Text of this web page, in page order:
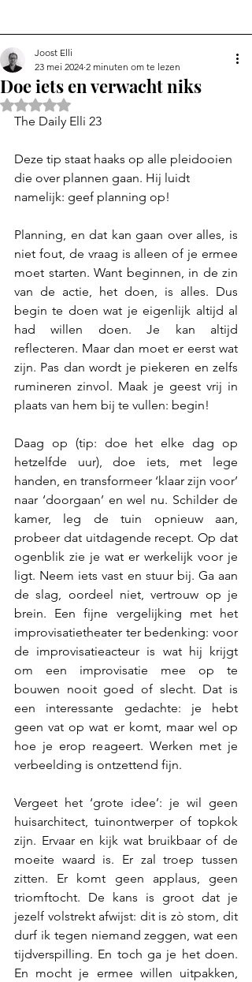
Doe iets en verwacht niks
Joost Elli
23 mei 2024 2 minuten om te lezen
Beoordeeld met NaN uit 5 sterren.
The Daily Elli 23
Deze tip staat haaks op alle pleidooien
die over plannen gaan. Hij luidt
namelijk: geef planning op!
Planning, en dat kan gaan over alles, is
niet fout, de vraag is alleen of je ermee
moet starten. Want beginnen, in de zin
van de actie, het doen, is alles. Dus
begin te doen wat je eigenlijk altijd al
had willen doen. Je kan altijd
reflecteren. Maar dan moet er eerst wat
zijn. Pas dan wordt je piekeren en zelfs
rumineren zinvol. Maak je geest vrij in
plaats van hem bij te vullen: begin!
Daag op (tip: doe het elke dag op
hetzelfde uur), doe iets, met lege
handen, en transformeer ‘klaar zijn voor’
naar ‘doorgaan’ en wel nu. Schilder de
kamer, leg de tuin opnieuw aan,
probeer dat uitdagende recept. Op dat
ogenblik zie je wat er werkelijk voor je
ligt. Neem iets vast en stuur bij. Ga aan
de slag, oordeel niet, vertrouw op je
brein. Een fijne vergelijking met het
improvisatietheater ter bedenking: voor
de improvisatieacteur is wat hij krijgt
om een improvisatie mee op te
bouwen nooit goed of slecht. Dat is
een interessante gedachte: je hebt
geen vat op wat er komt, maar wel op
hoe je erop reageert. Werken met je
verbeelding is ontzettend fijn.
Vergeet het ‘grote idee’: je wil geen
huisarchitect, tuinontwerper of topkok
zijn. Ervaar en kijk wat bruikbaar of de
moeite waard is. Er zal troep tussen
zitten. Er komt geen applaus, geen
triomftocht. De kans is groot dat je
jezelf volstrekt afwijst: dit is zò stom, dit
durf ik tegen niemand zeggen, wat een
tijdverspilling. En toch ga je het doen.
En mocht je ermee willen uitpakken,